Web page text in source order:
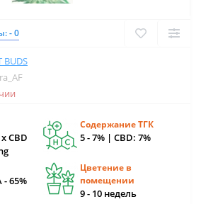
- 0
BUDS
CBD
Содержание ТГК
5 - 7% | CBD: 7%
65%
Цветение в
помещении
9 - 10 недель